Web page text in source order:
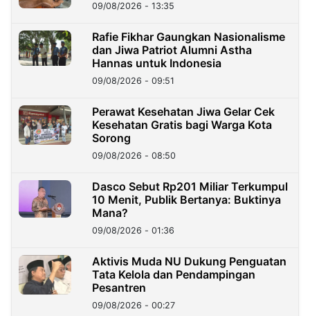
09/08/2026 - 13:35
Rafie Fikhar Gaungkan Nasionalisme
dan Jiwa Patriot Alumni Astha
Hannas untuk Indonesia
09/08/2026 - 09:51
Perawat Kesehatan Jiwa Gelar Cek
Kesehatan Gratis bagi Warga Kota
Sorong
09/08/2026 - 08:50
Dasco Sebut Rp201 Miliar Terkumpul
10 Menit, Publik Bertanya: Buktinya
Mana?
09/08/2026 - 01:36
Aktivis Muda NU Dukung Penguatan
Tata Kelola dan Pendampingan
Pesantren
09/08/2026 - 00:27